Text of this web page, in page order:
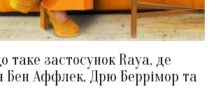
таке застосунок Raya, де
Бен Аффлек, Дрю Беррімор та